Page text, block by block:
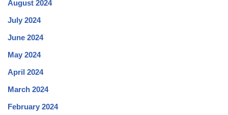
August 2024
July 2024
June 2024
May 2024
April 2024
March 2024
February 2024